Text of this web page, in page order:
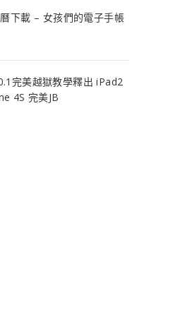
下載 – 女孩們的電子手帳
完美越獄教學釋出 iPad2
4S 完美JB